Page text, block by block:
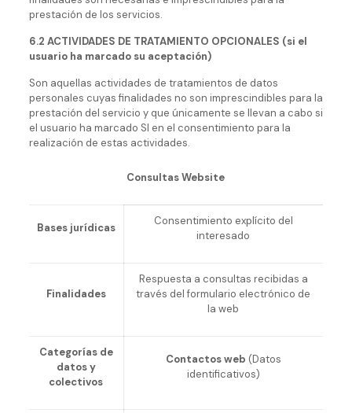
prestación de los servicios.
6.2 ACTIVIDADES DE TRATAMIENTO OPCIONALES (si el
usuario ha marcado su aceptación)
Son aquellas actividades de tratamientos de datos
personales cuyas finalidades no son imprescindibles para la
prestación del servicio y que únicamente se llevan a cabo si
el usuario ha marcado SI en el consentimiento para la
realización de estas actividades.
Consultas Website
Bases jurídicas
Consentimiento explícito del
interesado
Finalidades
Respuesta a consultas recibidas a
través del formulario electrónico de
la web
Categorías de
datos y
colectivos
Contactos web (Datos
identificativos)